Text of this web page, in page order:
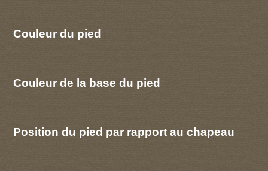
Couleur du pied
Couleur de la base du pied
Position du pied par rapport au chapeau